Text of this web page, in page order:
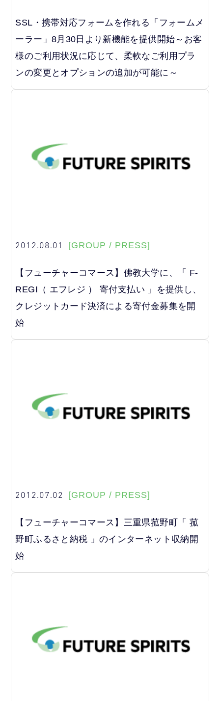
SSL・携帯対応フォームを作れる「フォームメ
ーラー」8月30日より新機能を提供開始～お客
様のご利用状況に応じて、柔軟なご利用プラ
ンの変更とオプションの追加が可能に～
2012.08.01 [GROUP / PRESS]
【フューチャーコマース】佛教大学に、「 F-
REGI（ エフレジ ） 寄付支払い 」を提供し、
クレジットカード決済による寄付金募集を開
始
2012.07.02 [GROUP / PRESS]
【フューチャーコマース】三重県菰野町「 菰
野町ふるさと納税 」のインターネット収納開
始